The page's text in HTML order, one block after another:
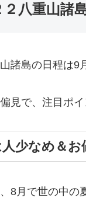
２八重山諸
諸島の日程は9
見で、注目ポ
人少なめ＆
8月で世の中の